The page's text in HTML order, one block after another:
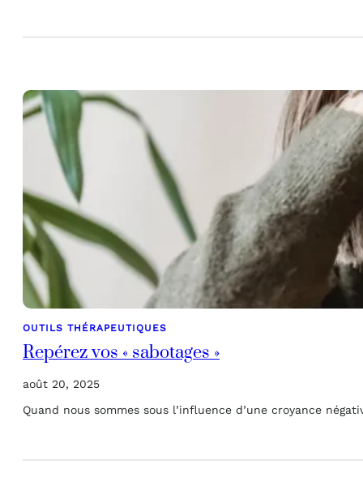
OUTILS THÉRAPEUTIQUES
Repérez vos « sabotages »
août 20, 2025
Quand nous sommes sous l’influence d’une croyance